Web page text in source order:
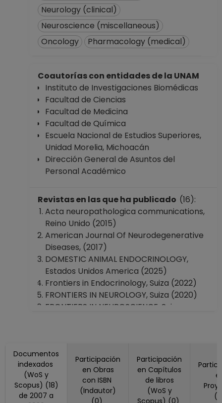
Neurology (clinical)
Neuroscience (miscellaneous)
Oncology
Pharmacology (medical)
Coautorías con entidades de la UNAM
Instituto de Investigaciones Biomédicas
Facultad de Ciencias
Facultad de Medicina
Facultad de Química
Escuela Nacional de Estudios Superiores,
Unidad Morelia, Michoacán
Dirección General de Asuntos del
Personal Académico
Revistas en las que ha publicado (16):
Acta neuropathologica communications,
Reino Unido (2015)
American Journal Of Neurodegenerative
Diseases, (2017)
DOMESTIC ANIMAL ENDOCRINOLOGY,
Estados Unidos America (2025)
Frontiers in Endocrinology, Suiza (2022)
FRONTIERS IN NEUROLOGY, Suiza (2020)
FRONTIERS IN NEUROSCIENCE, Suiza
HORMONES AND BEHAVIOR, Estados
Unidos America (2009, 2026)
JOURNAL OF ALZHEIMERS DISEASE, Países
Bajos (2014)
Documentos
indexados
(WoS y
Scopus) (18)
de 2007 a
Participación
en Obras
con ISBN
(Indautor)
(0)
Participación
en Capítulos
de libros
(WoS y
Scopus) (0)